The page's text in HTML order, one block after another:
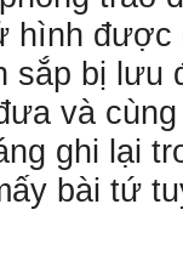
hình được
sắp bị lưu
và
ghi lại
bài tứ